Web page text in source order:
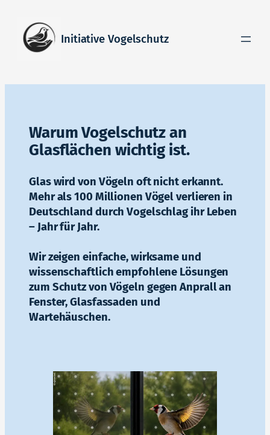
Inhalt
springen
Initiative Vogelschutz
Warum Vogelschutz an
Glasflächen wichtig ist.
Glas wird von Vögeln oft nicht erkannt.
Mehr als 100 Millionen Vögel verlieren in
Deutschland durch Vogelschlag ihr Leben
– Jahr für Jahr.
Wir zeigen einfache, wirksame und
wissenschaftlich empfohlene Lösungen
zum Schutz von Vögeln gegen Anprall an
Fenster, Glasfassaden und
Wartehäuschen.